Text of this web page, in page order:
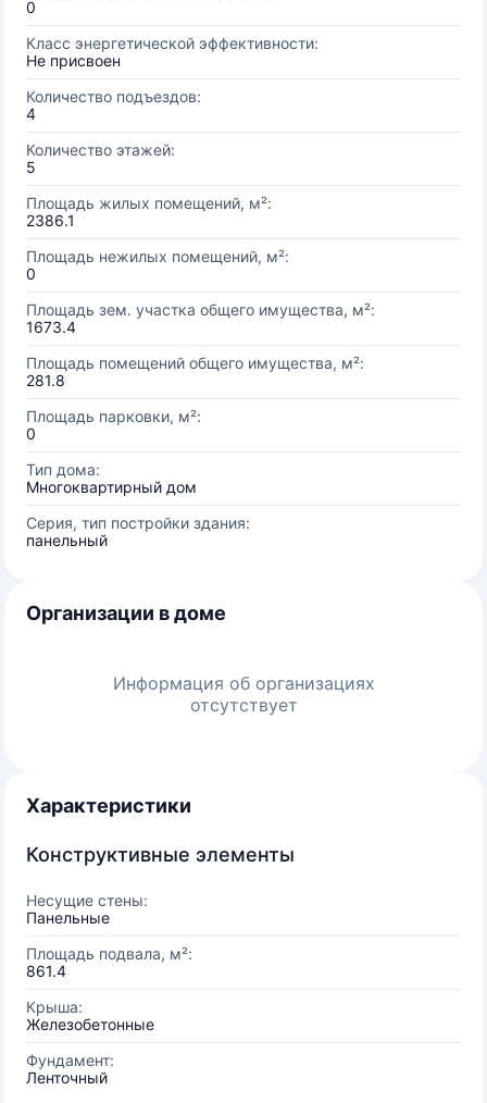
0
Класс энергетической эффективности:
Не присвоен
Количество подъездов:
4
Количество этажей:
5
Площадь жилых помещений, м²:
2386.1
Площадь нежилых помещений, м²:
0
Площадь зем. участка общего имущества, м²:
1673.4
Площадь помещений общего имущества, м²:
281.8
Площадь парковки, м²:
0
Тип дома:
Многоквартирный дом
Серия, тип постройки здания:
панельный
Организации в доме
Информация об организациях
отсутствует
Характеристики
Конструктивные элементы
Несущие стены:
Панельные
Площадь подвала, м²:
861.4
Крыша:
Железобетонные
Фундамент:
Ленточный